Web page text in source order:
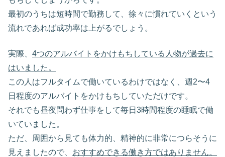
最初のうちは短時間で勤務して、徐々に慣れていくという
流れであれば成功率は上がるでしょう。
実際、 4つのアルバイトをかけもちしている人物が過去に
はいました。
この人はフルタイムで働いているわけではなく、週2〜4
日程度のアルバイトをかけもちしていただけです。
それでも昼夜問わず仕事をして毎日3時間程度の睡眠で働
いていました。
ただ、周囲から見ても体力的、精神的に非常につらそうに
見えましたので、 おすすめできる働き方ではありません。